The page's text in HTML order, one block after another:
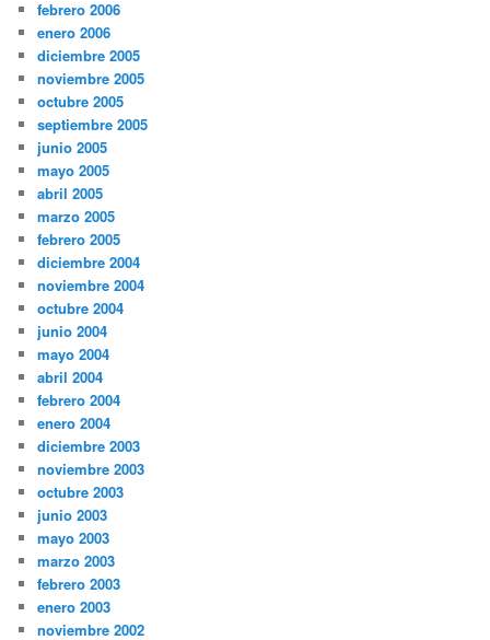
febrero 2006
enero 2006
diciembre 2005
noviembre 2005
octubre 2005
septiembre 2005
junio 2005
mayo 2005
abril 2005
marzo 2005
febrero 2005
diciembre 2004
noviembre 2004
octubre 2004
junio 2004
mayo 2004
abril 2004
febrero 2004
enero 2004
diciembre 2003
noviembre 2003
octubre 2003
junio 2003
mayo 2003
marzo 2003
febrero 2003
enero 2003
noviembre 2002